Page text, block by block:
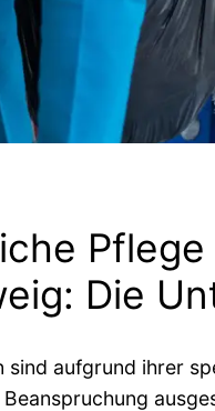
Die
sind aufgrund ihrer